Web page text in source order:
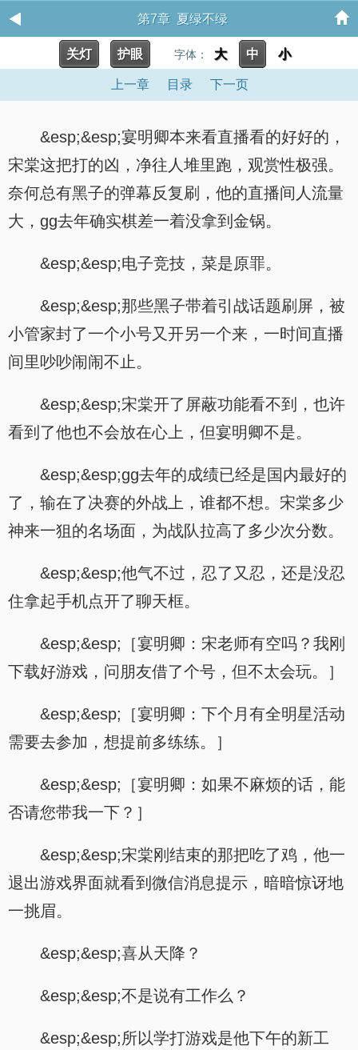
第7章 夏绿不绿
关灯 护眼 字体： 大 中 小
上一章 目录 下一页
&esp;&esp;宴明卿本来看直播看的好好的，
宋棠这把打的凶，净往人堆里跑，观赏性极强。
奈何总有黑子的弹幕反复刷，他的直播间人流量
大，gg去年确实棋差一着没拿到金锅。
&esp;&esp;电子竞技，菜是原罪。
&esp;&esp;那些黑子带着引战话题刷屏，被
小管家封了一个小号又开另一个来，一时间直播
间里吵吵闹闹不止。
&esp;&esp;宋棠开了屏蔽功能看不到，也许
看到了他也不会放在心上，但宴明卿不是。
&esp;&esp;gg去年的成绩已经是国内最好的
了，输在了决赛的外战上，谁都不想。宋棠多少
神来一狙的名场面，为战队拉高了多少次分数。
&esp;&esp;他气不过，忍了又忍，还是没忍
住拿起手机点开了聊天框。
&esp;&esp;［宴明卿：宋老师有空吗？我刚
下载好游戏，问朋友借了个号，但不太会玩。］
&esp;&esp;［宴明卿：下个月有全明星活动
需要去参加，想提前多练练。］
&esp;&esp;［宴明卿：如果不麻烦的话，能
否请您带我一下？］
&esp;&esp;宋棠刚结束的那把吃了鸡，他一
退出游戏界面就看到微信消息提示，暗暗惊讶地
一挑眉。
&esp;&esp;喜从天降？
&esp;&esp;不是说有工作么？
&esp;&esp;所以学打游戏是他下午的新工